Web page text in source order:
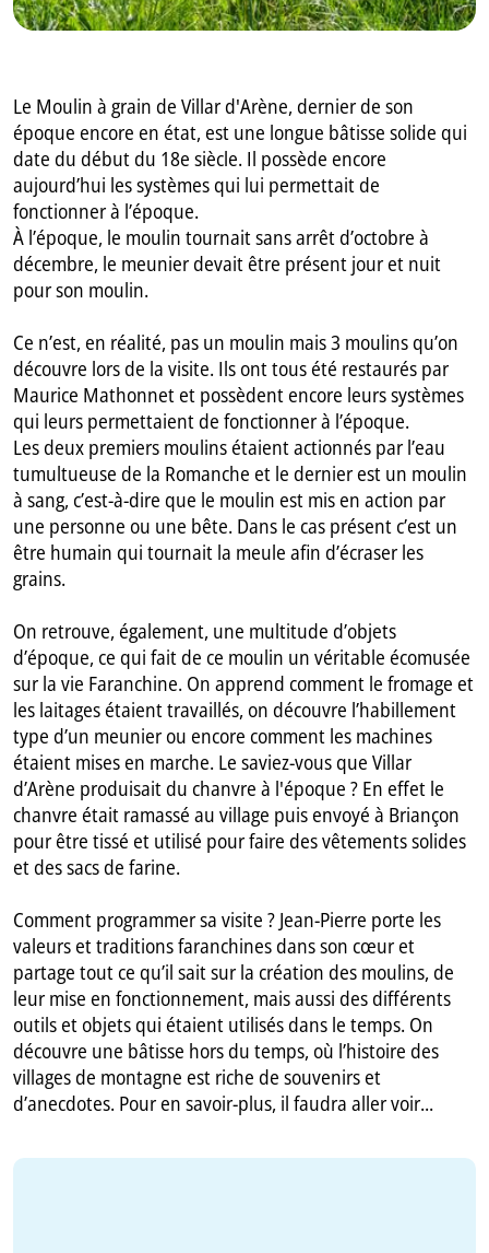
Le Moulin à grain de Villar d'Arène, dernier de son
époque encore en état, est une longue bâtisse solide qui
date du début du 18e siècle. Il possède encore
aujourd’hui les systèmes qui lui permettait de
fonctionner à l’époque.
À l’époque, le moulin tournait sans arrêt d’octobre à
décembre, le meunier devait être présent jour et nuit
pour son moulin.
Ce n’est, en réalité, pas un moulin mais 3 moulins qu’on
découvre lors de la visite. Ils ont tous été restaurés par
Maurice Mathonnet et possèdent encore leurs systèmes
qui leurs permettaient de fonctionner à l’époque.
Les deux premiers moulins étaient actionnés par l’eau
tumultueuse de la Romanche et le dernier est un moulin
à sang, c’est-à-dire que le moulin est mis en action par
une personne ou une bête. Dans le cas présent c’est un
être humain qui tournait la meule afin d’écraser les
grains.
On retrouve, également, une multitude d’objets
d’époque, ce qui fait de ce moulin un véritable écomusée
sur la vie Faranchine. On apprend comment le fromage et
les laitages étaient travaillés, on découvre l’habillement
type d’un meunier ou encore comment les machines
étaient mises en marche. Le saviez-vous que Villar
d’Arène produisait du chanvre à l'époque ? En effet le
chanvre était ramassé au village puis envoyé à Briançon
pour être tissé et utilisé pour faire des vêtements solides
et des sacs de farine.
Comment programmer sa visite ? Jean-Pierre porte les
valeurs et traditions faranchines dans son cœur et
partage tout ce qu’il sait sur la création des moulins, de
leur mise en fonctionnement, mais aussi des différents
outils et objets qui étaient utilisés dans le temps. On
découvre une bâtisse hors du temps, où l’histoire des
villages de montagne est riche de souvenirs et
d’anecdotes. Pour en savoir-plus, il faudra aller voir...